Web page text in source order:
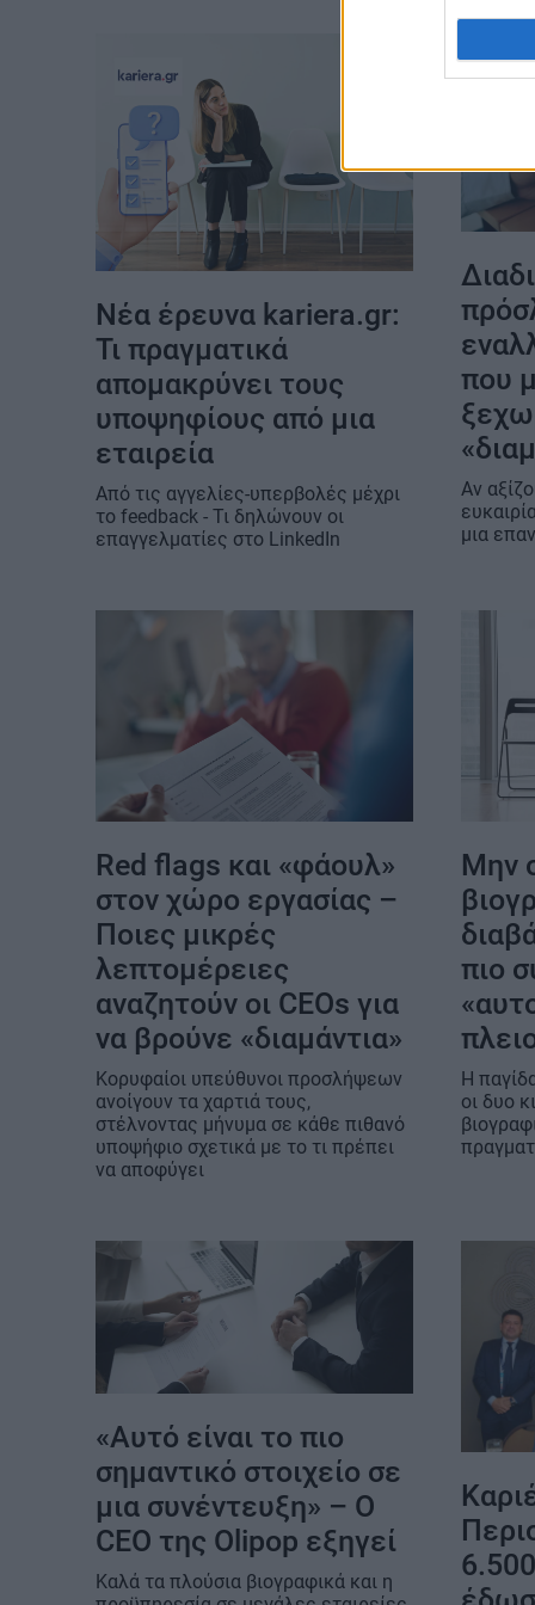
Νέα έρευνα kariera.gr:
Τι πραγματικά
απομακρύνει τους
υποψηφίους από μια
εταιρεία
Από τις αγγελίες-υπερβολές μέχρι
το feedback - Τι δηλώνουν οι
επαγγελματίες στο LinkedIn
που
Αν
μια
Red flags και «φάουλ»
στον χώρο εργασίας –
Ποιες μικρές
λεπτομέρειες
αναζητούν οι CEOs για
να βρούνε «διαμάντια»
Κορυφαίοι υπεύθυνοι προσλήψεων
ανοίγουν τα χαρτιά τους,
στέλνοντας μήνυμα σε κάθε πιθανό
υποψήφιο σχετικά με το τι πρέπει
να αποφύγει
Μην
πιο
Η
οι δυο
«Αυτό είναι το πιο
σημαντικό στοιχείο σε
μια συνέντευξη» – Ο
CEO της Olipop εξηγεί
Καλά τα πλούσια βιογραφικά και η